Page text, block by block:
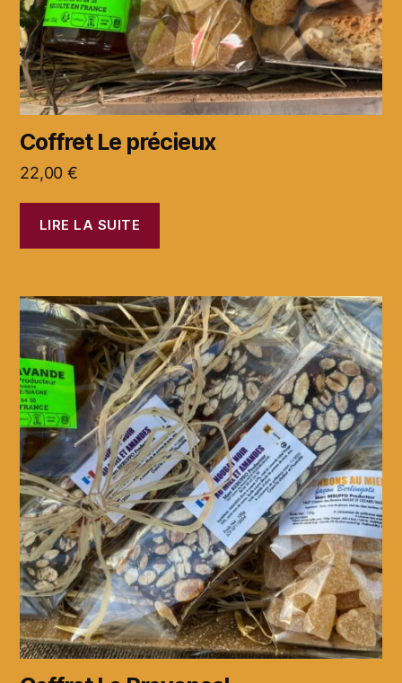
Coffret Le précieux
22,00 €
LIRE LA SUITE